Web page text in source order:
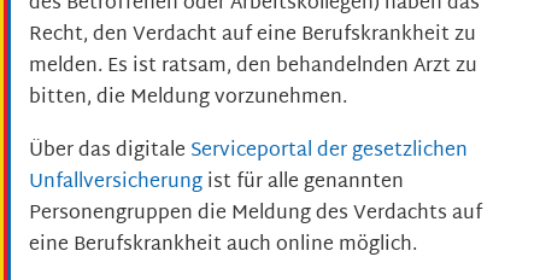
Recht, den Verdacht auf eine Berufskrankheit zu
melden. Es ist ratsam, den behandelnden Arzt zu
bitten, die Meldung vorzunehmen.
Über das digitale Serviceportal der gesetzlichen
Unfallversicherungist für alle genannten
Personengruppen die Meldung des Verdachts auf
eine Berufskrankheit auch online möglich.